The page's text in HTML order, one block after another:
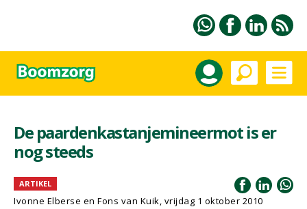
De paardenkastanjemineermot is er
nog steeds
ARTIKEL
Ivonne Elberse en Fons van Kuik, vrijdag 1 oktober 2010